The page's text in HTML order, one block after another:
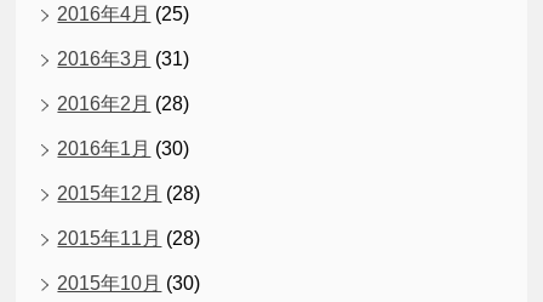
2016年4月 (25)
2016年3月 (31)
2016年2月 (28)
2016年1月 (30)
2015年12月 (28)
2015年11月 (28)
2015年10月 (30)